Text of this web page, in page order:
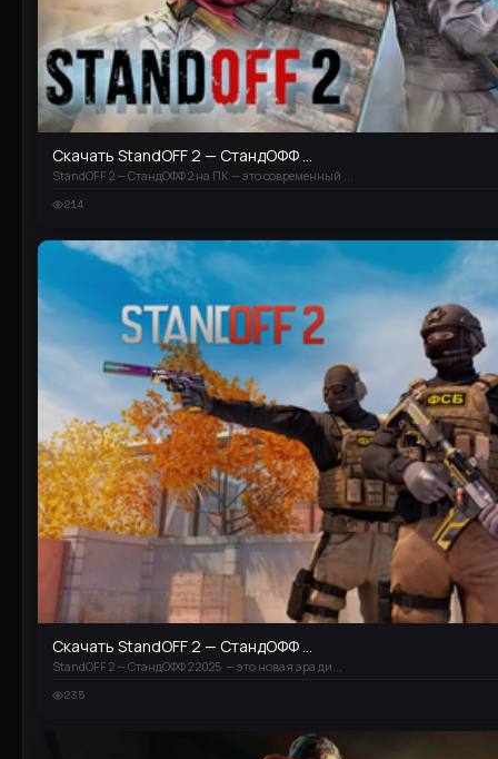
Скачать StandOFF 2 — СтандОФФ ...
StandOFF 2 — СтандОФФ 2 на ПК — это современный ...
214
Скачать StandOFF 2 — СтандОФФ ...
StandOFF 2 — СтандОФФ 2 2025 — это новая эра ди...
235